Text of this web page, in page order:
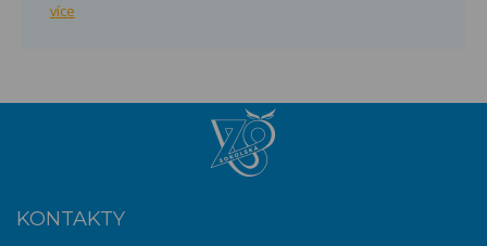
více
KONTAKTY